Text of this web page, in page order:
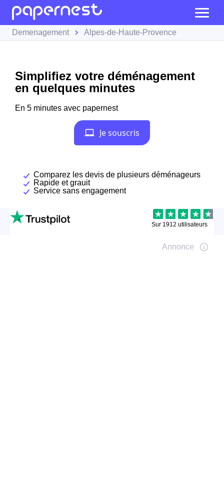
Demenagement Alpes-de-Haute-Provence